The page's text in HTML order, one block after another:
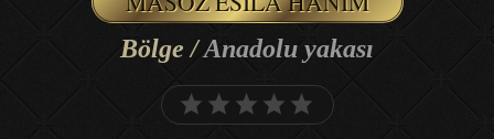
Bölge /Anadolu yakası